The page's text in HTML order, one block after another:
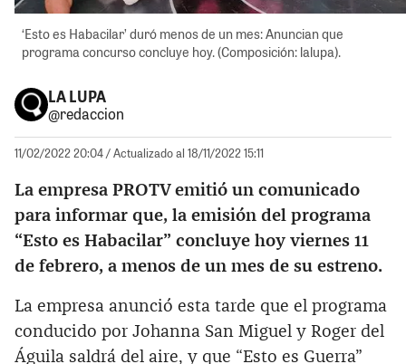
‘Esto es Habacilar’ duró menos de un mes: Anuncian que
programa concurso concluye hoy. (Composición: lalupa).
LA LUPA
@redaccion
11/02/2022 20:04/ Actualizado al 18/11/2022 15:11
La empresa PROTV emitió un comunicado
para informar que, la emisión del programa
“Esto es Habacilar” concluye hoy viernes 11
de febrero, a menos de un mes de su estreno.
La empresa anunció esta tarde que el programa
conducido por Johanna San Miguel y Roger del
Águila saldrá del aire, y que “Esto es Guerra”